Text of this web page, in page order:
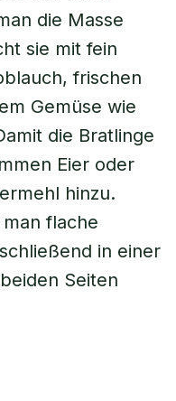
die Masse
sie mit fein
frischen
Gemüse wie
die Bratlinge
Eier oder
hinzu.
flache
in einer
Seiten